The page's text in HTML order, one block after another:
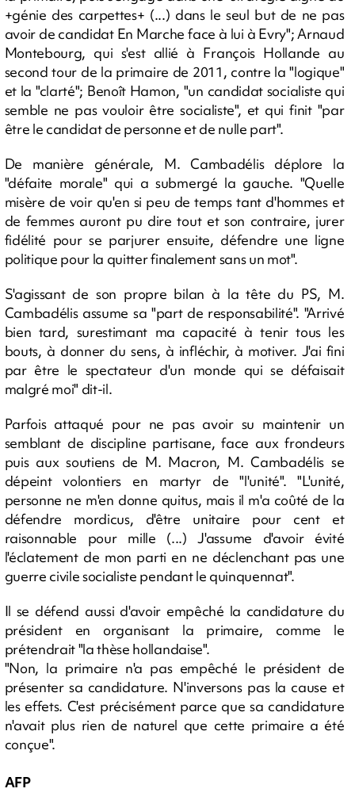
+génie des carpettes+ (...) dans le seul but de ne pas
avoir de candidat En Marche face à lui à Evry"; Arnaud
Montebourg, qui s'est allié à François Hollande au
second tour de la primaire de 2011, contre la "logique"
et la "clarté"; Benoît Hamon, "un candidat socialiste qui
semble ne pas vouloir être socialiste", et qui finit "par
être le candidat de personne et de nulle part".
De manière générale, M. Cambadélis déplore la
"défaite morale" qui a submergé la gauche. "Quelle
misère de voir qu'en si peu de temps tant d'hommes et
de femmes auront pu dire tout et son contraire, jurer
fidélité pour se parjurer ensuite, défendre une ligne
politique pour la quitter finalement sans un mot".
S'agissant de son propre bilan à la tête du PS, M.
Cambadélis assume sa "part de responsabilité". "Arrivé
bien tard, surestimant ma capacité à tenir tous les
bouts, à donner du sens, à infléchir, à motiver. J'ai fini
par être le spectateur d'un monde qui se défaisait
malgré moi" dit-il.
Parfois attaqué pour ne pas avoir su maintenir un
semblant de discipline partisane, face aux frondeurs
puis aux soutiens de M. Macron, M. Cambadélis se
dépeint volontiers en martyr de "l'unité". "L'unité,
personne ne m'en donne quitus, mais il m'a coûté de la
défendre mordicus, d'être unitaire pour cent et
raisonnable pour mille (...) J'assume d'avoir évité
l'éclatement de mon parti en ne déclenchant pas une
guerre civile socialiste pendant le quinquennat".
Il se défend aussi d'avoir empêché la candidature du
président en organisant la primaire, comme le
prétendrait "la thèse hollandaise".
"Non, la primaire n'a pas empêché le président de
présenter sa candidature. N'inversons pas la cause et
les effets. C'est précisément parce que sa candidature
n'avait plus rien de naturel que cette primaire a été
conçue".
AFP